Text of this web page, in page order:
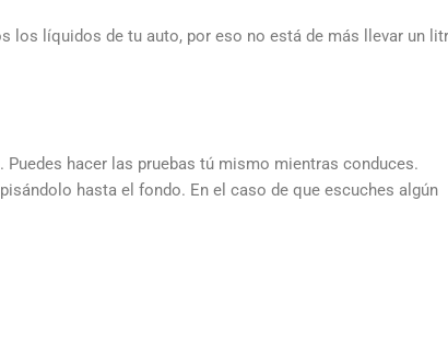
los líquidos de tu auto, por eso no está de más llevar un
hacer las pruebas tú mismo mientras conduces.
hasta el fondo. En el caso de que escuches algún